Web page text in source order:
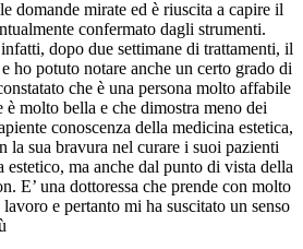
domande mirate ed è riuscita a capire il
confermato dagli strumenti.
dopo due settimane di trattamenti, il
ho potuto notare anche un certo grado di
che è una persona molto affabile
è molto bella e che dimostra meno dei
conoscenza della medicina estetica,
la sua bravura nel curare i suoi pazienti
ma anche dal punto di vista della
E’ una dottoressa che prende con molto
e pertanto mi ha suscitato un senso